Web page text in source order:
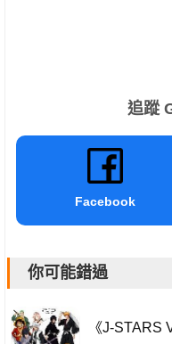
追蹤
Facebook
你可能錯過
《J-STARS